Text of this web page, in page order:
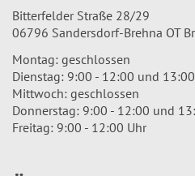
Bitterfelder Straße 28/29
06796 Sandersdorf-Brehna OT
Montag: geschlossen
Dienstag: 9:00 - 12:00 und
Mittwoch: geschlossen
Donnerstag: 9:00 - 12:00 und
Freitag: 9:00 - 12:00 Uhr